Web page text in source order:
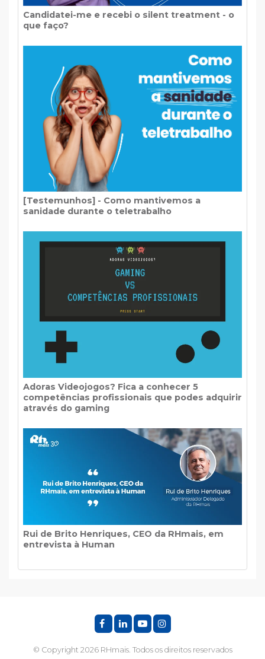
Candidatei-me e recebi o silent treatment - o
que faço?
[Testemunhos] - Como mantivemos a
sanidade durante o teletrabalho
Adoras Videojogos? Fica a conhecer 5
competências profissionais que podes adquirir
através do gaming
Rui de Brito Henriques, CEO da RHmais, em
entrevista à Human
© Copyright 2026 RHmais. Todos os direitos reservados